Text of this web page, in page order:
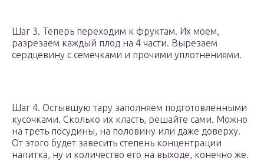
Шаг 3. Теперь переходим к фруктам. Их моем,
разрезаем каждый плод на 4 части. Вырезаем
сердцевину с семечками и прочими уплотнениями.
Шаг 4. Остывшую тару заполняем подготовленными
кусочками. Сколько их класть, решайте сами. Можно
на треть посудины, на половину или даже доверху.
От этого будет завесить степень концентрации
напитка, ну и количество его на выходе, конечно же.